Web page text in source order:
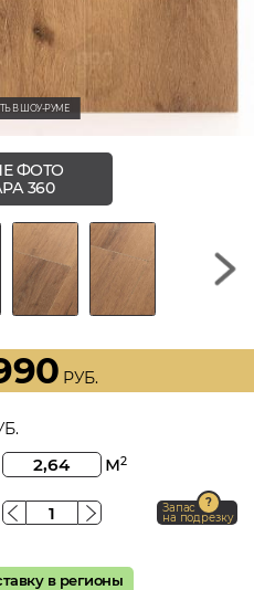
В ШОУ-РУМЕ
ФОТО
360
РУБ.
м2
Запас
на подрезку
в регионы